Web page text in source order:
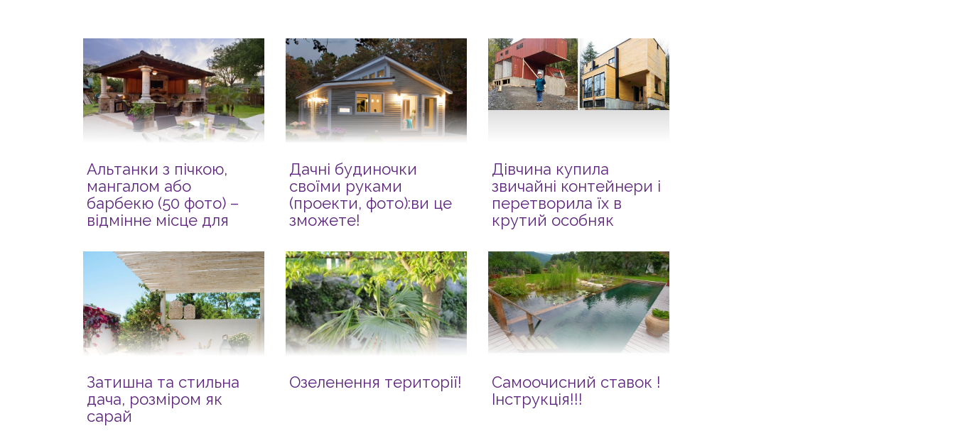
Альтанки з пічкою,
мангалом або
барбекю (50 фото) –
відмінне місце для
Дачні будиночки
своїми руками
(проекти, фото):ви це
зможете!
Дівчина купила
звичайні контейнери і
перетворила їх в
крутий особняк
Затишна та стильна
дача, розміром як
сарай
Озеленення території!
Самоочисний ставок !
Інструкція!!!